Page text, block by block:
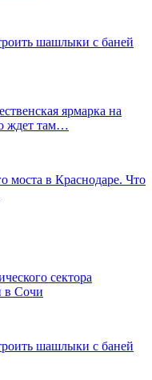
шашлыки с баней
ярмарка на
ждет там…
моста в Краснодаре. Что
сектора
в Сочи
шашлыки с баней